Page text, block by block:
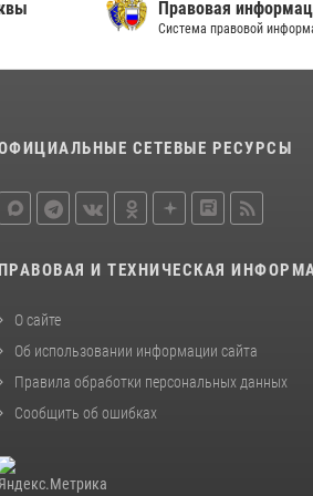
В спецподразделении
Центр профессиональной
столичного главка
32-летие (видео)
Правовая
Система правовой
СЕТЕВЫЕ РЕСУРСЫ
ПРАВОВАЯ И ТЕХНИЧЕСКАЯ
О сайте
Об использовании информации сайта
Правила обработки персональных данных
Сообщить об ошибках